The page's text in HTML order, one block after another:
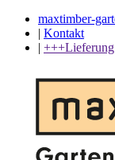
maxtimber-
| Kontakt
|